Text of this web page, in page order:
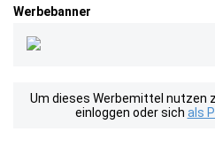
Werbebanner
Um dieses Werbemittel nutzen
einloggen oder sich als